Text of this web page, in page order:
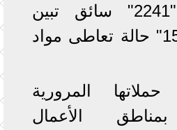
وفحص عدد "2241" سائق تبين
إيجابية عدد "157" حالة تعاطى مواد
المرورية
بمناطق الأعمال